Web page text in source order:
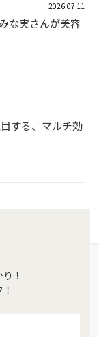
2026.07.11
な実さんが美容
する、マルチ効
！